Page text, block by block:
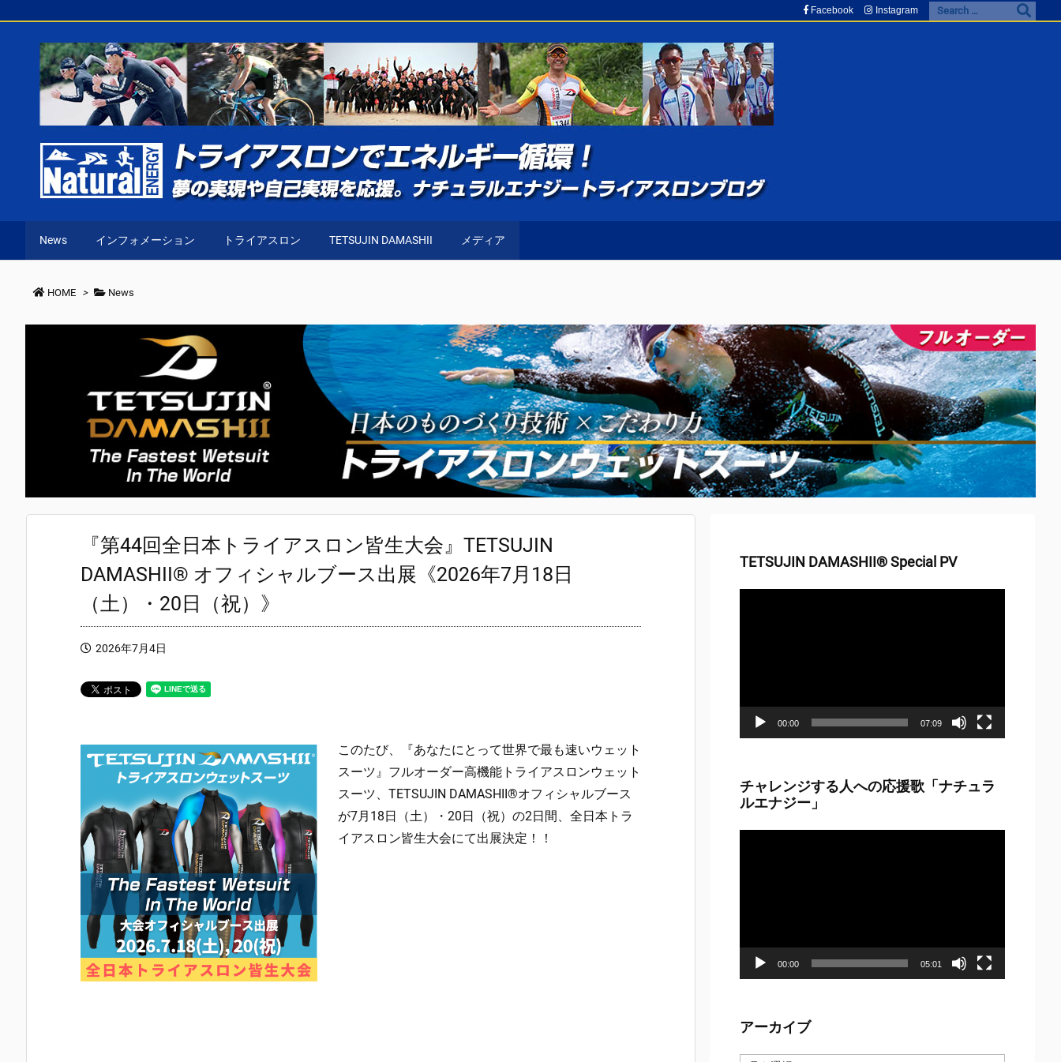
News インフォメーション トライアスロン TETSUJIN DAMASHII メディア
Facebook Instagram
HOME > News
『第44回全日本トライアスロン皆生大会』TETSUJIN
DAMASHII® オフィシャルブース出展《2026年7月18日
（土）・20日（祝）》
2026年7月4日
このたび、『あなたにとって世界で最も速いウェット
スーツ』フルオーダー高機能トライアスロンウェット
スーツ、TETSUJIN DAMASHII®オフィシャルブース
が7月18日（土）・20日（祝）の2日間、全日本トラ
イアスロン皆生大会にて出展決定！！
TETSUJIN DAMASHII® Special PV
00:00 07:09
チャレンジする人への応援歌「ナチュラ
ルエナジー」
00:00 05:01
アーカイブ